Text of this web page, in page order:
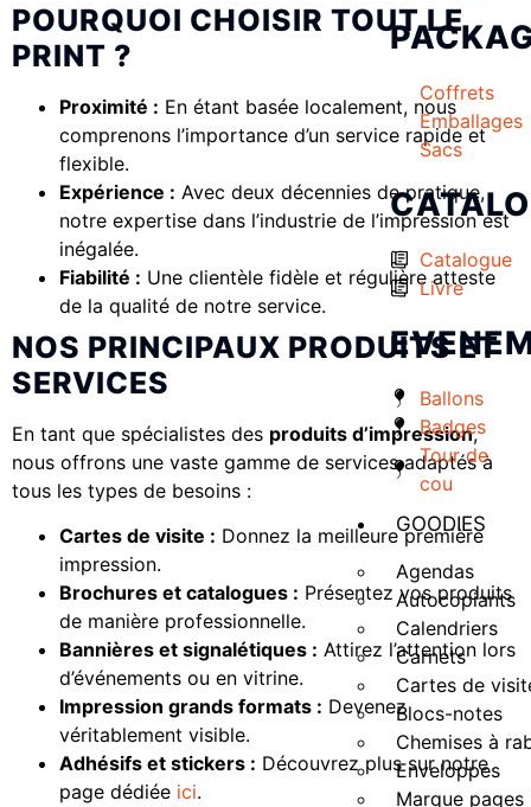
Coffrets
Emballages
Sacs
Catalogue
Livre
Ballons
Badges
Tour de
cou
GOODIES
Agendas
Autocopiants
Calendriers
Carnets
Cartes de
Blocs-notes
Chemises à
Enveloppes
Marque pages
POURQUOI CHOISIR TOUT LE
PRINT ?
Proximité : En étant basée localement, nous
comprenons l’importance d’un service rapide et
flexible.
Expérience : Avec deux décennies de pratique,
notre expertise dans l’industrie de l’impression est
inégalée.
Fiabilité : Une clientèle fidèle et régulière atteste
de la qualité de notre service.
NOS PRINCIPAUX PRODUITS ET
SERVICES
En tant que spécialistes des produits d’impression,
nous offrons une vaste gamme de services adaptés à
tous les types de besoins :
Cartes de visite : Donnez la meilleure première
impression.
Brochures et catalogues : Présentez vos produits
de manière professionnelle.
Bannières et signalétiques : Attirez l’attention lors
d’événements ou en vitrine.
Impression grands formats : Devenez
véritablement visible.
Adhésifs et stickers : Découvrez plus sur notre
page dédiée ici.